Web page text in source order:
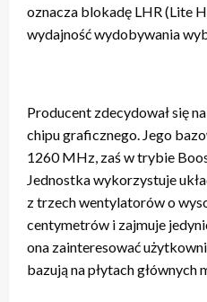
oznacza blokadę LHR (Lite
wydajność wydobywania
Producent zdecydował się
chipu graficznego. Jego
1260 MHz, zaś w trybie
Jednostka wykorzystuje
z trzech wentylatorów o
centymetrów i zajmuje
ona zainteresować
bazują na płytach